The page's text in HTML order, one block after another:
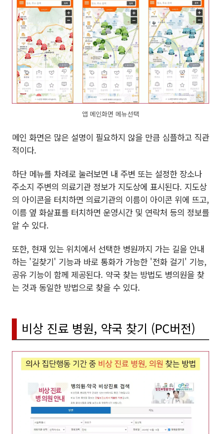
앱 메인화면 메뉴선택
메인 화면은 많은 설명이 필요하지 않을 만큼 심플하고 직관
적이다.
하단 메뉴를 차례로 눌러보면 내 주변 또는 설정한 장소나
주소지 주변의 의료기관 정보가 지도상에 표시된다. 지도상
의 아이콘을 터치하면 의료기관의 이름이 아이콘 위에 뜨고,
이름 옆 화살표를 터치하면 운영시간 및 연락처 등의 정보를
알 수 있다.
또한, 현재 있는 위치에서 선택한 병원까지 가는 길을 안내
하는 '길찾기' 기능과 바로 통화가 가능한 '전화 걸기' 기능,
공유 기능이 함께 제공된다. 약국 찾는 방법도 병의원을 찾
는 것과 동일한 방법으로 찾을 수 있다.
비상 진료 병원, 약국 찾기 (PC버전)